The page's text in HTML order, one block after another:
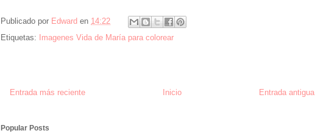
Publicado por Edward en 14:22
Etiquetas: Imagenes Vida de María para colorear
Entrada más reciente Entrada antigua
Inicio
Popular Posts